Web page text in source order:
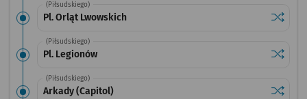
(Piłsudskiego)
Pl. Orląt Lwowskich
(Piłsudskiego)
Pl. Legionów
(Piłsudskiego)
Arkady (Capitol)